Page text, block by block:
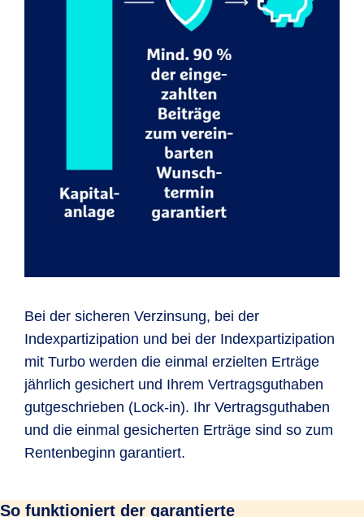
Bei der sicheren Verzinsung, bei der
Indexpartizipation und bei der Indexpartizipation
mit Turbo werden die einmal erzielten Erträge
jährlich gesichert und Ihrem Vertragsguthaben
gutgeschrieben (Lock-in). Ihr Vertragsguthaben
und die einmal gesicherten Erträge sind so zum
Rentenbeginn garantiert.
So funktioniert der garantierte